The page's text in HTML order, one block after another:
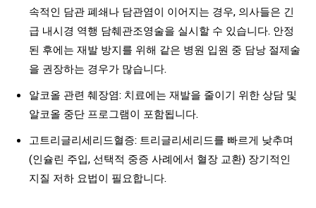
속적인 담관 폐쇄나 담관염이 이어지는 경우, 의사들은 긴
급 내시경 역행 담췌관조영술을 실시할 수 있습니다. 안정
된 후에는 재발 방지를 위해 같은 병원 입원 중 담낭 절제술
을 권장하는 경우가 많습니다.
알코올 관련 췌장염: 치료에는 재발을 줄이기 위한 상담 및
알코올 중단 프로그램이 포함됩니다.
고트리글리세리드혈증: 트리글리세리드를 빠르게 낮추며
(인슐린 주입, 선택적 중증 사례에서 혈장 교환) 장기적인
지질 저하 요법이 필요합니다.